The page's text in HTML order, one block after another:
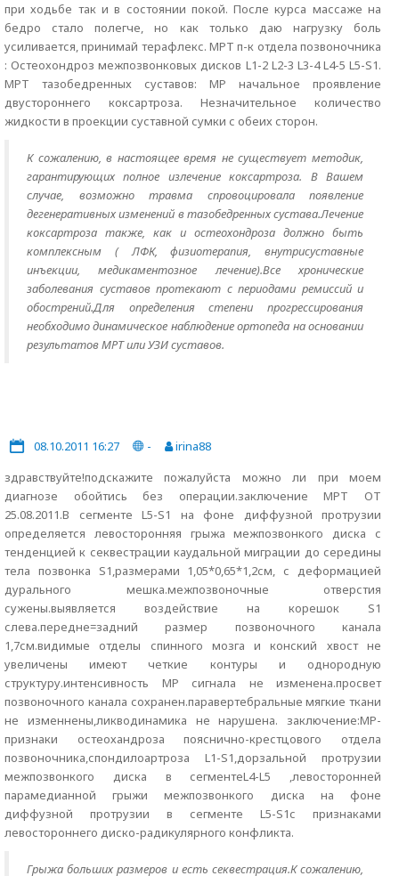
при ходьбе так и в состоянии покой. После курса массаже на
бедро стало полегче, но как только даю нагрузку боль
усиливается, принимай терафлекс. МРТ п-к отдела позвоночника
: Остеохондроз межпозвонковых дисков L1-2 L2-3 L3-4 L4-5 L5-S1.
МРТ тазобедренных суставов: МР начальное проявление
двустороннего коксартроза. Незначительное количество
жидкости в проекции суставной сумки с обеих сторон.
К сожалению, в настоящее время не существует методик,
гарантирующих полное излечение коксартроза. В Вашем
случае, возможно травма спровоцировала появление
дегенеративных изменений в тазобедренных сустава.Лечение
коксартроза также, как и остеохондроза должно быть
комплексным ( ЛФК, физиотерапия, внутрисуставные
инъекции, медикаментозное лечение).Все хронические
заболевания суставов протекают с периодами ремиссий и
обострений.Для определения степени прогрессирования
необходимо динамическое наблюдение ортопеда на основании
результатов МРТ или УЗИ суставов.
08.10.2011 16:27 -
irina88
здравствуйте!подскажите пожалуйста можно ли при моем
диагнозе обойтись без операции.заключение МРТ ОТ
25.08.2011.В сегменте L5-S1 на фоне диффузной протрузии
определяется левосторонняя грыжа межпозвонкого диска с
тенденцией к секвестрации каудальной миграции до середины
тела позвонка S1,размерами 1,05*0,65*1,2см, с деформацией
дурального мешка.межпозвоночные отверстия
сужены.выявляется воздействие на корешок S1
слева.передне=задний размер позвоночного канала
1,7см.видимые отделы спинного мозга и конский хвост не
увеличены имеют четкие контуры и однородную
структуру.интенсивность МР сигнала не изменена.просвет
позвоночного канала сохранен.паравертебральные мягкие ткани
не изменнены,ликводинамика не нарушена. заключение:МР-
признаки остеохандроза пояснично-крестцового отдела
позвоночника,спондилоартроза L1-S1,дорзальной протрузии
межпозвонкого диска в сегментеL4-L5 ,левосторонней
парамедианной грыжи межпозвонкого диска на фоне
диффузной протрузии в сегменте L5-S1с признаками
левостороннего диско-радикулярного конфликта.
Грыжа больших размеров и есть секвестрация.К сожалению,